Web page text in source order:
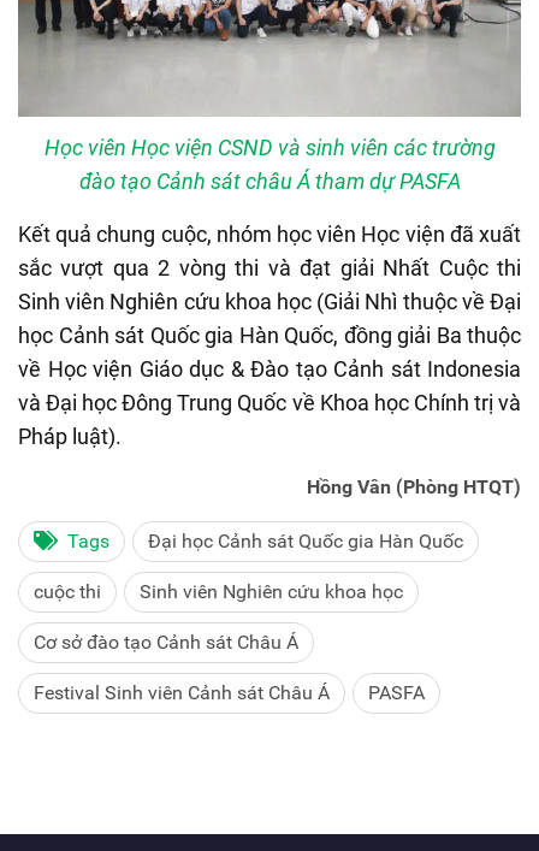
Học viên Học viện CSND và sinh viên các trường
đào tạo Cảnh sát châu Á tham dự PASFA
Kết quả chung cuộc, nhóm học viên Học viện đã xuất
sắc vượt qua 2 vòng thi và đạt giải Nhất Cuộc thi
Sinh viên Nghiên cứu khoa học (Giải Nhì thuộc về Đại
học Cảnh sát Quốc gia Hàn Quốc, đồng giải Ba thuộc
về Học viện Giáo dục & Đào tạo Cảnh sát Indonesia
và Đại học Đông Trung Quốc về Khoa học Chính trị và
Pháp luật).
Hồng Vân (Phòng HTQT)
Tags Đại học Cảnh sát Quốc gia Hàn Quốc
cuộc thi Sinh viên Nghiên cứu khoa học
Cơ sở đào tạo Cảnh sát Châu Á
Festival Sinh viên Cảnh sát Châu Á PASFA